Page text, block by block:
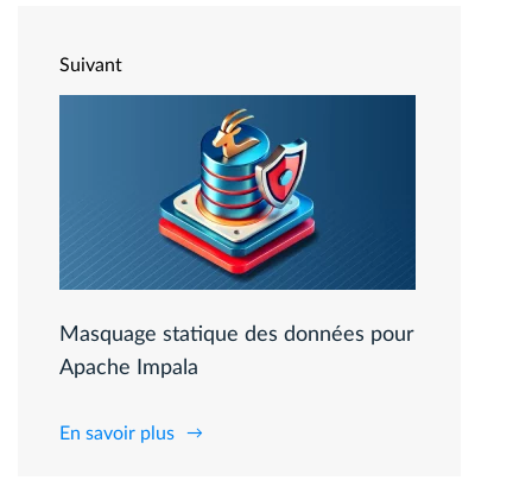
Suivant
Masquage statique des données pour
Apache Impala
En savoir plus